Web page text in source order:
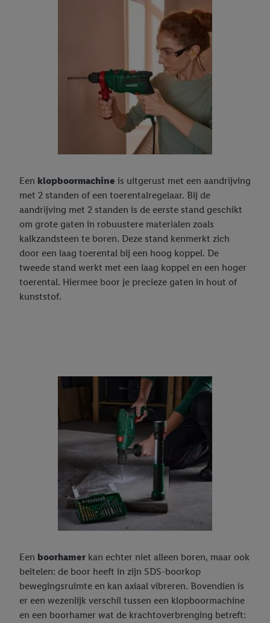
Een klopboormachine is uitgerust met een aandrijving
met 2 standen of een toerentalregelaar. Bij de
aandrijving met 2 standen is de eerste stand geschikt
om grote gaten in robuustere materialen zoals
kalkzandsteen te boren. Deze stand kenmerkt zich
door een laag toerental bij een hoog koppel. De
tweede stand werkt met een laag koppel en een hoger
toerental. Hiermee boor je precieze gaten in hout of
kunststof.
Een boorhamer kan echter niet alleen boren, maar ook
beitelen: de boor heeft in zijn SDS-boorkop
bewegingsruimte en kan axiaal vibreren. Bovendien is
er een wezenlijk verschil tussen een klopboormachine
en een boorhamer wat de krachtoverbrenging betreft: